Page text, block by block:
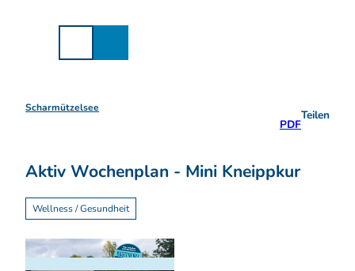
Scharmützelsee
PDF
Teilen
Aktiv Wochenplan - Mini Kneippkur
Wellness / Gesundheit